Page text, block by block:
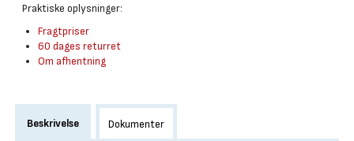
Praktiske oplysninger:
Fragtpriser
60 dages returret
Om afhentning
Beskrivelse Dokumenter